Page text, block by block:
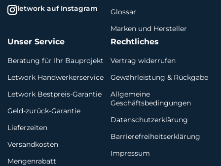
letwork auf Instagram
Glossar
Marken und Hersteller
Unser Service
Beratung für Ihr Bauprojekt
Letwork Handwerkerservice
Letwork Bestpreis-Garantie
Geld-zurück-Garantie
Lieferzeiten
Versandkosten
Mengenrabatt
Rechtliches
Vertrag widerrufen
Gewährleistung & Rückgabe
Allgemeine
Geschäftsbedingungen
Datenschutzerklärung
Barrierefreiheitserklärung
Impressum